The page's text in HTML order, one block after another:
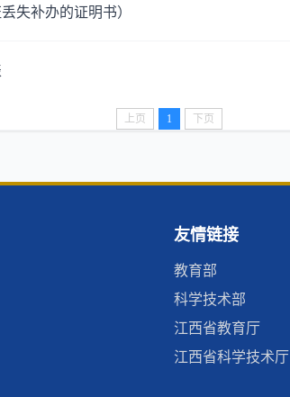
失补办的证明书）
上页 1 下页
友情链接
教育部
科学技术部
江西省教育厅
江西省科学技术厅